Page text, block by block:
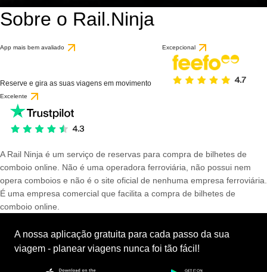
Sobre o Rail.Ninja
App mais bem avaliado
Reserve e gira as suas viagens em movimento
Excepcional
Excelente
A Rail Ninja é um serviço de reservas para compra de bilhetes de
comboio online. Não é uma operadora ferroviária, não possui nem
opera comboios e não é o site oficial de nenhuma empresa ferroviária.
É uma empresa comercial que facilita a compra de bilhetes de
comboio online.
A nossa aplicação gratuita para cada passo da sua
viagem - planear viagens nunca foi tão fácil!